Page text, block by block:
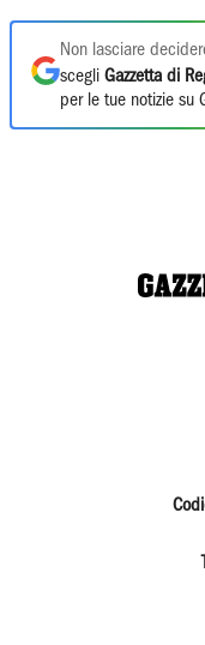
Non lasciare
scegli Gazzetta di
per le tue notizie su